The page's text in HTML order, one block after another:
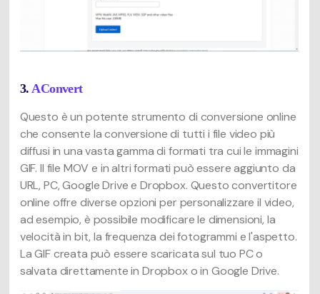
3.AConvert
Questo è un potente strumento di conversione online
che consente la conversione di tutti i file video più
diffusi in una vasta gamma di formati tra cui le immagini
GIF. Il file MOV e in altri formati può essere aggiunto da
URL, PC, Google Drive e Dropbox. Questo convertitore
online offre diverse opzioni per personalizzare il video,
ad esempio, è possibile modificare le dimensioni, la
velocità in bit, la frequenza dei fotogrammi e l'aspetto.
La GIF creata può essere scaricata sul tuo PC o
salvata direttamente in Dropbox o in Google Drive.